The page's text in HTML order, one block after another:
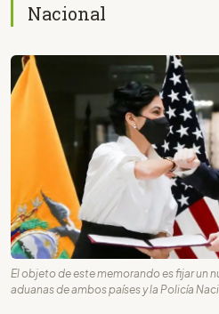
Nacional
El objeto de este memorando es fijar un
aduanas de ambos países y la Policía